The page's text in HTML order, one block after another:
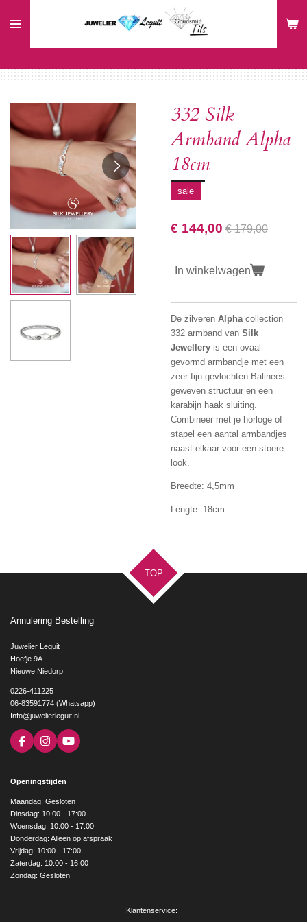
direct
hoofdinhoud
332 Silk
Armband Alpha
18cm
sale
€ 144,00 € 179,00
In winkelwagen
De zilveren Alphacollection
332 armband van Silk
Jewellery is een ovaal
gevormd armbandje met een
zeer fijn gevlochten Balinees
geweven structuur en een
karabijn haak sluiting.
Combineer met je horloge of
stapel een aantal armbandjes
naast elkaar voor een stoere
look.
Breedte: 4,5mm
Lengte: 18cm
TOP
Annulering Bestelling
Juwelier Leguit
Hoefje 9A
Nieuwe Niedorp
0226-411225
06-83591774 (Whatsapp)
Info@juwelierleguit.nl
F
a
b
o
k
I
n
a
g
r
a
m
Y
o
e
Openingstijden
Maandag: Gesloten
Dinsdag: 10:00 - 17:00
Woensdag: 10:00 - 17:00
Donderdag: Alleen op afspraak
Vrijdag: 10:00 - 17:00
Zaterdag: 10:00 - 16:00
Zondag: Gesloten
Klantenservice: